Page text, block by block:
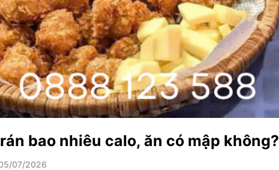
bao nhiêu calo, ăn có mập không?
07/2026